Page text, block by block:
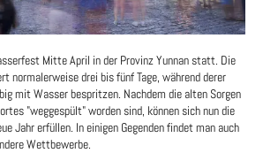
Mitte April in der Provinz Yunnan statt. Die
normalerweise drei bis fünf Tage, während derer
mit Wasser bespritzen. Nachdem die alten Sorgen
"weggespült" worden sind, können sich nun die
Jahr erfüllen. In einigen Gegenden findet man auch
Wettbewerbe.